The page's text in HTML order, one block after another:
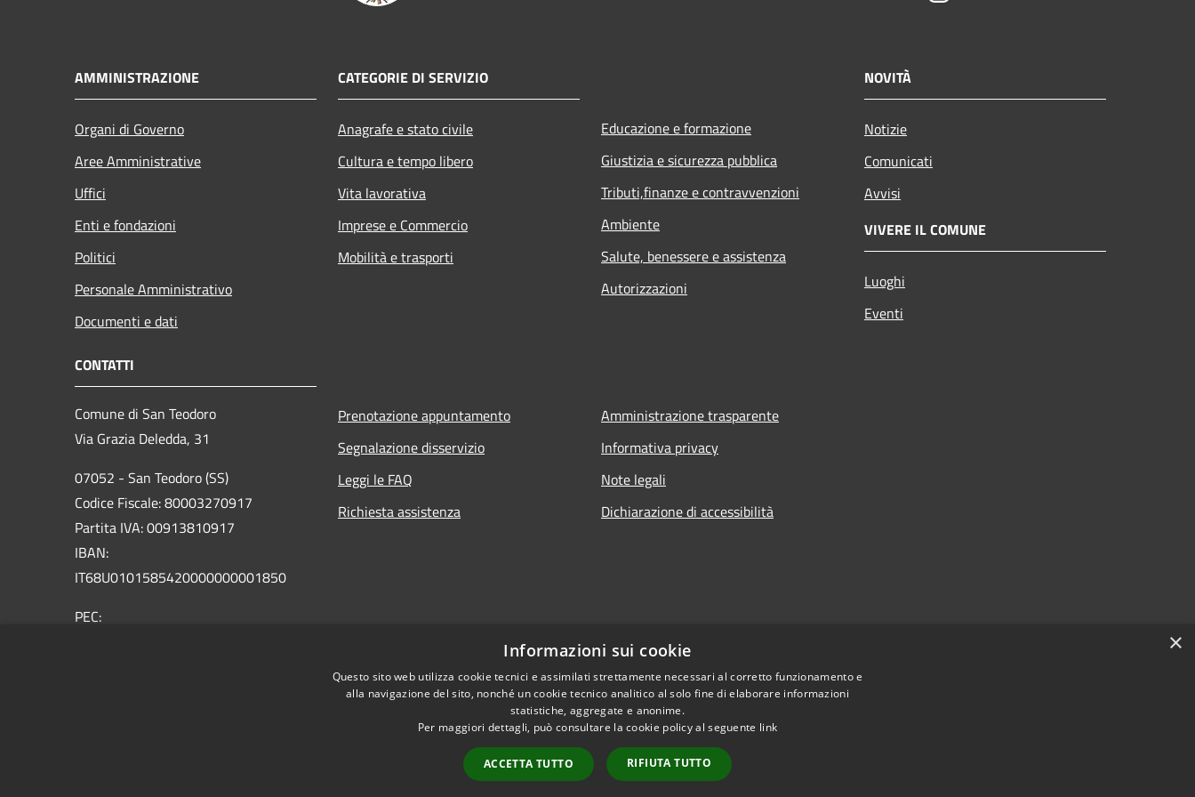
AMMINISTRAZIONE
Organi di Governo
Aree Amministrative
Uffici
Enti e fondazioni
Politici
Personale Amministrativo
Documenti e dati
CATEGORIE DI SERVIZIO
Anagrafe e stato civile
Cultura e tempo libero
Vita lavorativa
Imprese e Commercio
Mobilità e trasporti
Educazione e formazione
Giustizia e sicurezza pubblica
Tributi,finanze e contravvenzioni
Ambiente
Salute, benessere e assistenza
Autorizzazioni
NOVITÀ
Notizie
Comunicati
Avvisi
VIVERE IL COMUNE
Luoghi
Eventi
CONTATTI
Comune di San Teodoro
Via Grazia Deledda, 31
07052 - San Teodoro (SS)
Codice Fiscale: 80003270917
Partita IVA: 00913810917
IBAN:
IT68U0101585420000000001850
PEC:
Prenotazione appuntamento
Segnalazione disservizio
Leggi le FAQ
Richiesta assistenza
Amministrazione trasparente
Informativa privacy
Note legali
Dichiarazione di accessibilità
Copyright © 2026 • Comune di San Teodoro • Powered by
×
Informazioni sui cookie
Questo sito web utilizza cookie tecnici e assimilati strettamente necessari al corretto funzionamento e
alla navigazione del sito, nonché un cookie tecnico analitico al solo fine di elaborare informazioni
statistiche, aggregate e anonime.
Per maggiori dettagli, può consultare la cookie policy al seguente link
ACCETTA TUTTO RIFIUTA TUTTO